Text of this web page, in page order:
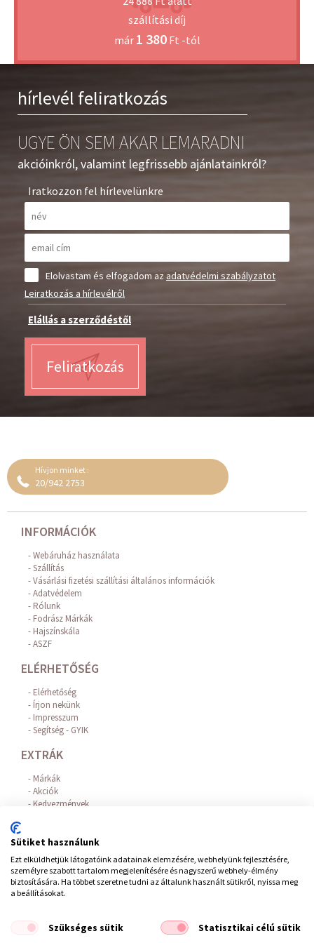
Figyelem! Ammónia (Amomium Hidroxide )mentes! Az
ammonium persulfate öszetevő nem egyezik meg az
Figyelem! Csak professzionális felhasználásra! Végezze el az
érzékenységi próbákat!
szállítási díj
már 1 380Ft -tól
hírlevél feliratkozás
UGYE ÖN SEM AKAR LEMARADNI
akcióinkról, valamint legfrissebb ajánlatainkról?
Iratkozzon fel hírlevelünkre
Elolvastam és elfogadom azadatvédelmi szabályzatot
Leiratkozás a hírlevélről
Elállás a szerződéstől
Feliratkozás
Hívjon minket :
20/942 2753
INFORMÁCIÓK
Webáruház használata
Szállítás
Vásárlási fizetési szállítási általános információk
Adatvédelem
Rólunk
Fodrász Márkák
Hajszínskála
ASZF
ELÉRHETŐSÉG
Elérhetőség
Írjon nekünk
Impresszum
Segítség - GYIK
EXTRÁK
Márkák
Akciók
Kedvezmények
FIÓKOM
Belépés / Regisztráció
Hírlevél feliratkozás
Sütiket használunk
Ezt elküldhetjük látogatóink adatainak elemzésére, webhelyünk fejlesztésére,
személyre szabott tartalom megjelenítésére és nagyszerű webhely-élmény
biztosítására. Ha többet szeretne tudni az általunk használt sütikről, nyissa meg
a beállításokat.
Szükséges sütik Statisztikai célú sütik